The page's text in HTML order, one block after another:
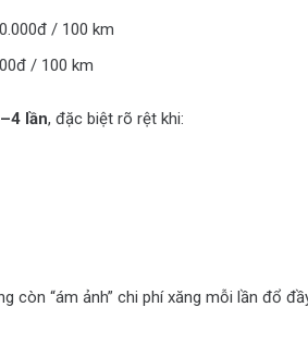
/ 100 km
/ 100 km
lần, đặc biệt rõ rệt khi:
còn “ám ảnh” chi phí xăng mỗi lần đổ